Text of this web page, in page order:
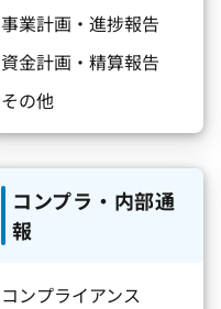
事業計画・進捗報告
資金計画・精算報告
その他
コンプラ・内部通
報
コンプライアンス